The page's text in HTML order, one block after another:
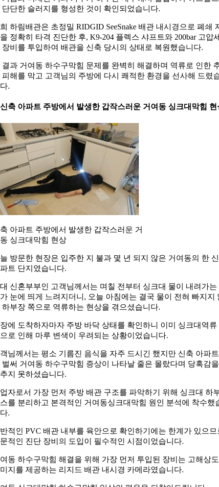
단단한 슬러지를 형성한 것이 확인되었습니다.
하림배관은 초정밀 RIDGID SeeSnake 배관 내시경으로 폐쇄
정확히 타격 진단한 후, K9-204 플렉스 샤프트와 200bar 고압
장비를 투입하여 배관을 신축 당시의 상태로 복원했습니다.
결과 거여동 하수구막힘 문제를 완벽히 해결하며 역류로 인한
피해를 막고 고객님의 주방에 다시 쾌적한 환경을 선사해 드렸
.
축 아파트 주방에서 발생한 갑작스러운 거여동 싱크대막힘 현
아파트 주방에서 발생한 갑작스러운 거
싱크대막힘 현상
방문한 현장은 입주한 지 불과 몇 년 되지 않은 거여동의 한
트 단지였습니다.
신혼부부인 고객님께서는 며칠 전부터 싱크대 물이 내려가는
눈에 띄게 느려지더니, 오늘 아침에는 결국 물이 전혀 빠지지
하부장 쪽으로 역류하는 현상을 겪으셨습니다.
에 도착하자마자 주방 바닥 상태를 확인하니 이미 싱크대역류
로 인해 마루 변색이 우려되는 상황이었습니다.
님께서는 평소 기름진 음식을 자주 드시긴 했지만 신축 아파
벌써 거여동 하수구막힘 증상이 나타날 줄은 몰랐다며 당혹감을
지 못하셨습니다.
자로서 가장 먼저 주방 배관 구조를 파악하기 위해 싱크대 하
를 분리하고 본격적인 거여동싱크대막힘 원인 분석에 착수했
.
적인 PVC 배관 내부를 육안으로 확인하기에는 한계가 있으므
적인 진단 장비의 도입이 필수적인 시점이었습니다.
동 하수구막힘 해결을 위해 가장 먼저 투입된 장비는 고해상도
지를 제공하는 리지드 배관 내시경 카메라였습니다.